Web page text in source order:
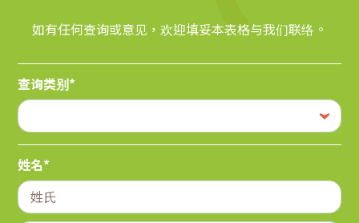
如有任何查询或意见，欢迎填妥本表格与我们联络。
查询类别*
姓名*